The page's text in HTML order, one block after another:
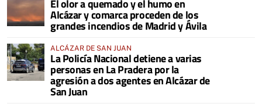
COMARCA
El olor a quemado y el humo en
Alcázar y comarca proceden de los
grandes incendios de Madrid y Ávila
ALCÁZAR DE SAN JUAN
La Policía Nacional detiene a varias
personas en La Pradera por la
agresión a dos agentes en Alcázar de
San Juan